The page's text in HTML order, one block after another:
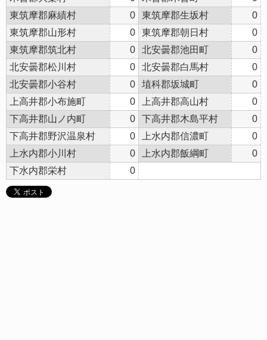
東筑摩郡麻績村
0 東筑摩郡生坂村
0
東筑摩郡山形村
0 東筑摩郡朝日村
0
東筑摩郡筑北村
0 北安曇郡池田町
0
北安曇郡松川村
0 北安曇郡白馬村
0
北安曇郡小谷村
0 埴科郡坂城町
0
上高井郡小布施町
0 上高井郡高山村
0
下高井郡山ノ内町
0 下高井郡木島平村
0
下高井郡野沢温泉村
0 上水内郡信濃町
0
上水内郡小川村
0 上水内郡飯綱町
0
下水内郡栄村
0